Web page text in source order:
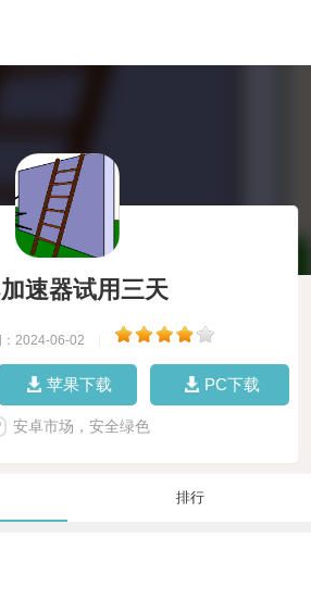
速器试用三天
：2024-06-02
苹果下载 PC下载
安卓市场，安全绿色
排行